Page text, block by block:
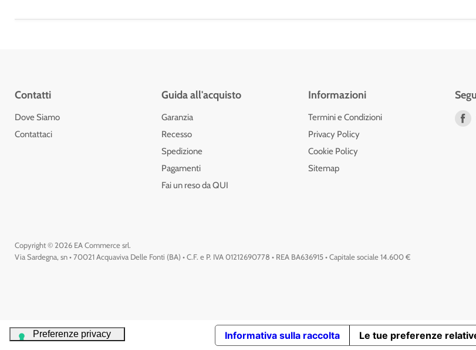
Contatti
Dove Siamo
Contattaci
Guida all'acquisto
Garanzia
Recesso
Spedizione
Pagamenti
Fai un reso da QUI
Informazioni
Termini e Condizioni
Privacy Policy
Cookie Policy
Sitemap
Copyright © 2026 EA Commerce srl.
Via Sardegna, sn • 70021 Acquaviva Delle Fonti (BA) • C.F. e P. IVA 01212690778 • REA BA636915 • Capitale sociale 14.600 €
Informativa sulla raccolta Le tue preferenze